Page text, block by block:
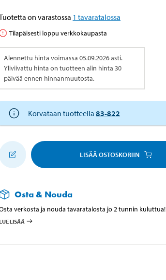
on varastossa 1 tavaratalossa
Tilapäisesti loppu verkkokaupasta
Alennettu hinta voimassa 05.09.2026asti.
Yliviivattu hinta on tuotteen alin hinta 30
päivää ennen hinnanmuutosta.
Korvataan tuotteella 83-822
LISÄÄ OSTOSKORIIN
Osta & Nouda
verkosta ja nouda tavaratalosta jo 2 tunnin kuluttua!
LISÄÄ